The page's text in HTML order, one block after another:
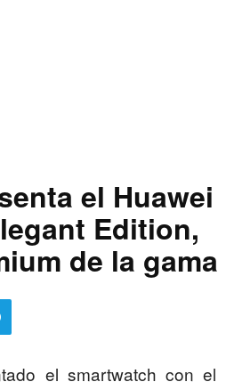
el Huawei
Edition,
de la gama
el smartwatch con el